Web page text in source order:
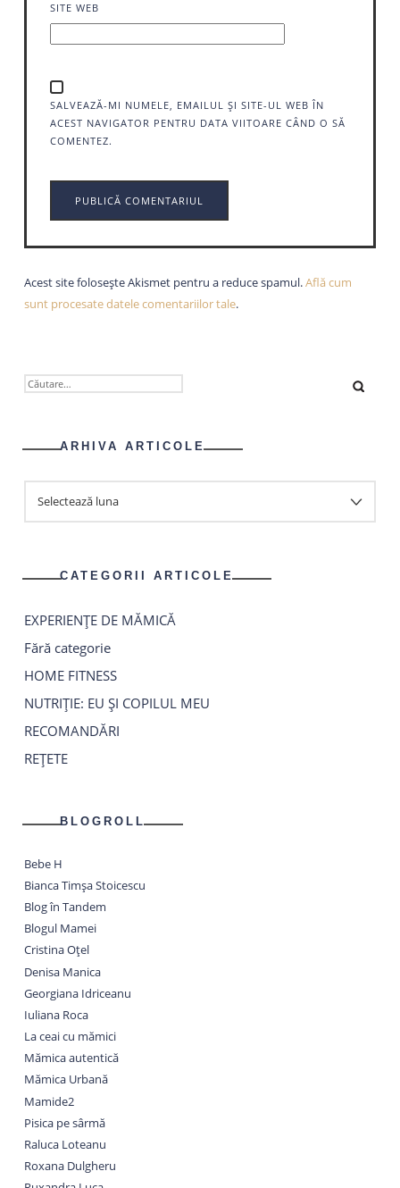
SITE WEB
SALVEAZĂ-MI NUMELE, EMAILUL ȘI SITE-UL WEB ÎN
ACEST NAVIGATOR PENTRU DATA VIITOARE CÂND O SĂ
COMENTEZ.
Acest site folosește Akismet pentru a reduce spamul.Află cum
sunt procesate datele comentariilor tale.
CAUTĂ
DUPĂ:
ARHIVA ARTICOLE
ARTICOLE
CATEGORII ARTICOLE
EXPERIENȚE DE MĂMICĂ
Fără categorie
HOME FITNESS
NUTRIȚIE: EU ȘI COPILUL MEU
RECOMANDĂRI
REȚETE
BLOGROLL
Bebe H
Bianca Timșa Stoicescu
Blog în Tandem
Blogul Mamei
Cristina Oțel
Denisa Manica
Georgiana Idriceanu
Iuliana Roca
La ceai cu mămici
Mămica autentică
Mămica Urbană
Mamide2
Pisica pe sârmă
Raluca Loteanu
Roxana Dulgheru